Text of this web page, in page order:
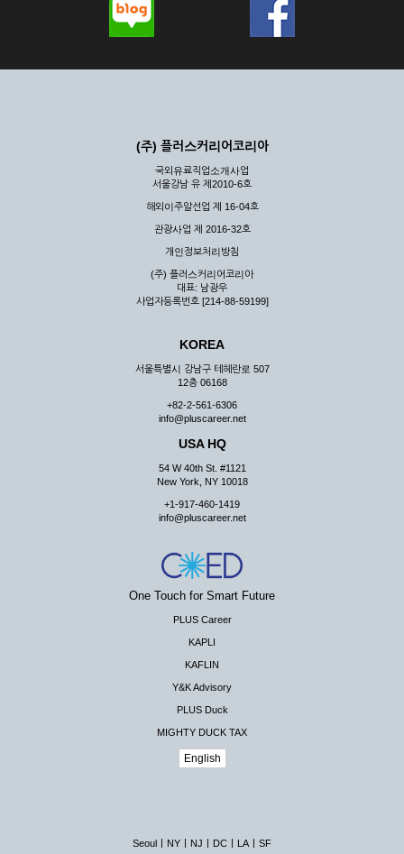
(주) 플러스커리어코리아
국외유료직업소개사업
서울강남 유 제2010-6호
해외이주알선업 제 16-04호
관광사업 제 2016-32호
개인정보처리방침
(주) 플러스커리어코리아
대표: 남광우
사업자등록번호 [214-88-59199]
KOREA
서울특별시 강남구 테헤란로 507
12층 06168
+82-2-561-6306
info@pluscareer.net
USA HQ
54 W 40th St. #1121
New York, NY 10018
+1-917-460-1419
info@pluscareer.net
One Touch for Smart Future
PLUS Career
KAPLI
KAFLIN
Y&K Advisory
PLUS Duck
MIGHTY DUCK TAX
English
Seoul NY NJ DC LA SF